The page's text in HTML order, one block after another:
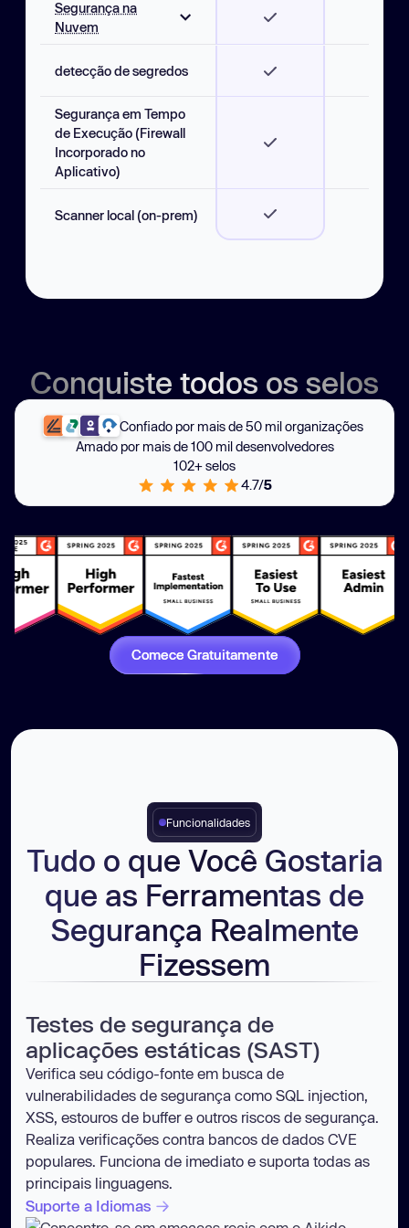
Estendido
AutoFix Imagens
Segurança na
Nuvem
Máquinas Virtuais
Varredura de
Infrastructure as Code
Gerenciamento de
Inventário de Ativos
Ataque
detecção de segredos
Segurança em Tempo
de Execução (Firewall
Incorporado no
Aplicativo)
Scanner local (on-prem)
Conquiste todos os selos
Confiado por mais de 50 mil organizações
Amado por mais de 100 mil desenvolvedores
102+ selos
4.7/5
Comece Gratuitamente
Funcionalidades
Tudo o que Você Gostaria
que as Ferramentas de
Segurança Realmente
Fizessem
Testes de segurança de
aplicações estáticas (SAST)
Verifica seu código-fonte em busca de
vulnerabilidades de segurança como SQL injection,
XSS, estouros de buffer e outros riscos de segurança.
Realiza verificações contra bancos de dados CVE
populares. Funciona de imediato e suporta todas as
principais linguagens.
Suporte a Idiomas